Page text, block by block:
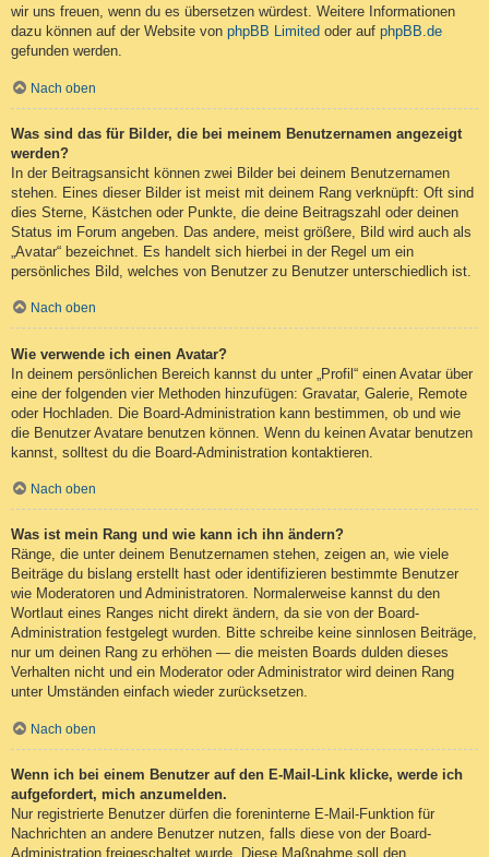
wir uns freuen, wenn du es übersetzen würdest. Weitere Informationen
dazu können auf der Website von phpBB Limited oder auf phpBB.de
gefunden werden.
Nach oben
Was sind das für Bilder, die bei meinem Benutzernamen angezeigt
werden?
In der Beitragsansicht können zwei Bilder bei deinem Benutzernamen
stehen. Eines dieser Bilder ist meist mit deinem Rang verknüpft: Oft sind
dies Sterne, Kästchen oder Punkte, die deine Beitragszahl oder deinen
Status im Forum angeben. Das andere, meist größere, Bild wird auch als
„Avatar“ bezeichnet. Es handelt sich hierbei in der Regel um ein
persönliches Bild, welches von Benutzer zu Benutzer unterschiedlich ist.
Nach oben
Wie verwende ich einen Avatar?
In deinem persönlichen Bereich kannst du unter „Profil“ einen Avatar über
eine der folgenden vier Methoden hinzufügen: Gravatar, Galerie, Remote
oder Hochladen. Die Board-Administration kann bestimmen, ob und wie
die Benutzer Avatare benutzen können. Wenn du keinen Avatar benutzen
kannst, solltest du die Board-Administration kontaktieren.
Nach oben
Was ist mein Rang und wie kann ich ihn ändern?
Ränge, die unter deinem Benutzernamen stehen, zeigen an, wie viele
Beiträge du bislang erstellt hast oder identifizieren bestimmte Benutzer
wie Moderatoren und Administratoren. Normalerweise kannst du den
Wortlaut eines Ranges nicht direkt ändern, da sie von der Board-
Administration festgelegt wurden. Bitte schreibe keine sinnlosen Beiträge,
nur um deinen Rang zu erhöhen — die meisten Boards dulden dieses
Verhalten nicht und ein Moderator oder Administrator wird deinen Rang
unter Umständen einfach wieder zurücksetzen.
Nach oben
Wenn ich bei einem Benutzer auf den E-Mail-Link klicke, werde ich
aufgefordert, mich anzumelden.
Nur registrierte Benutzer dürfen die foreninterne E-Mail-Funktion für
Nachrichten an andere Benutzer nutzen, falls diese von der Board-
Administration freigeschaltet wurde. Diese Maßnahme soll den